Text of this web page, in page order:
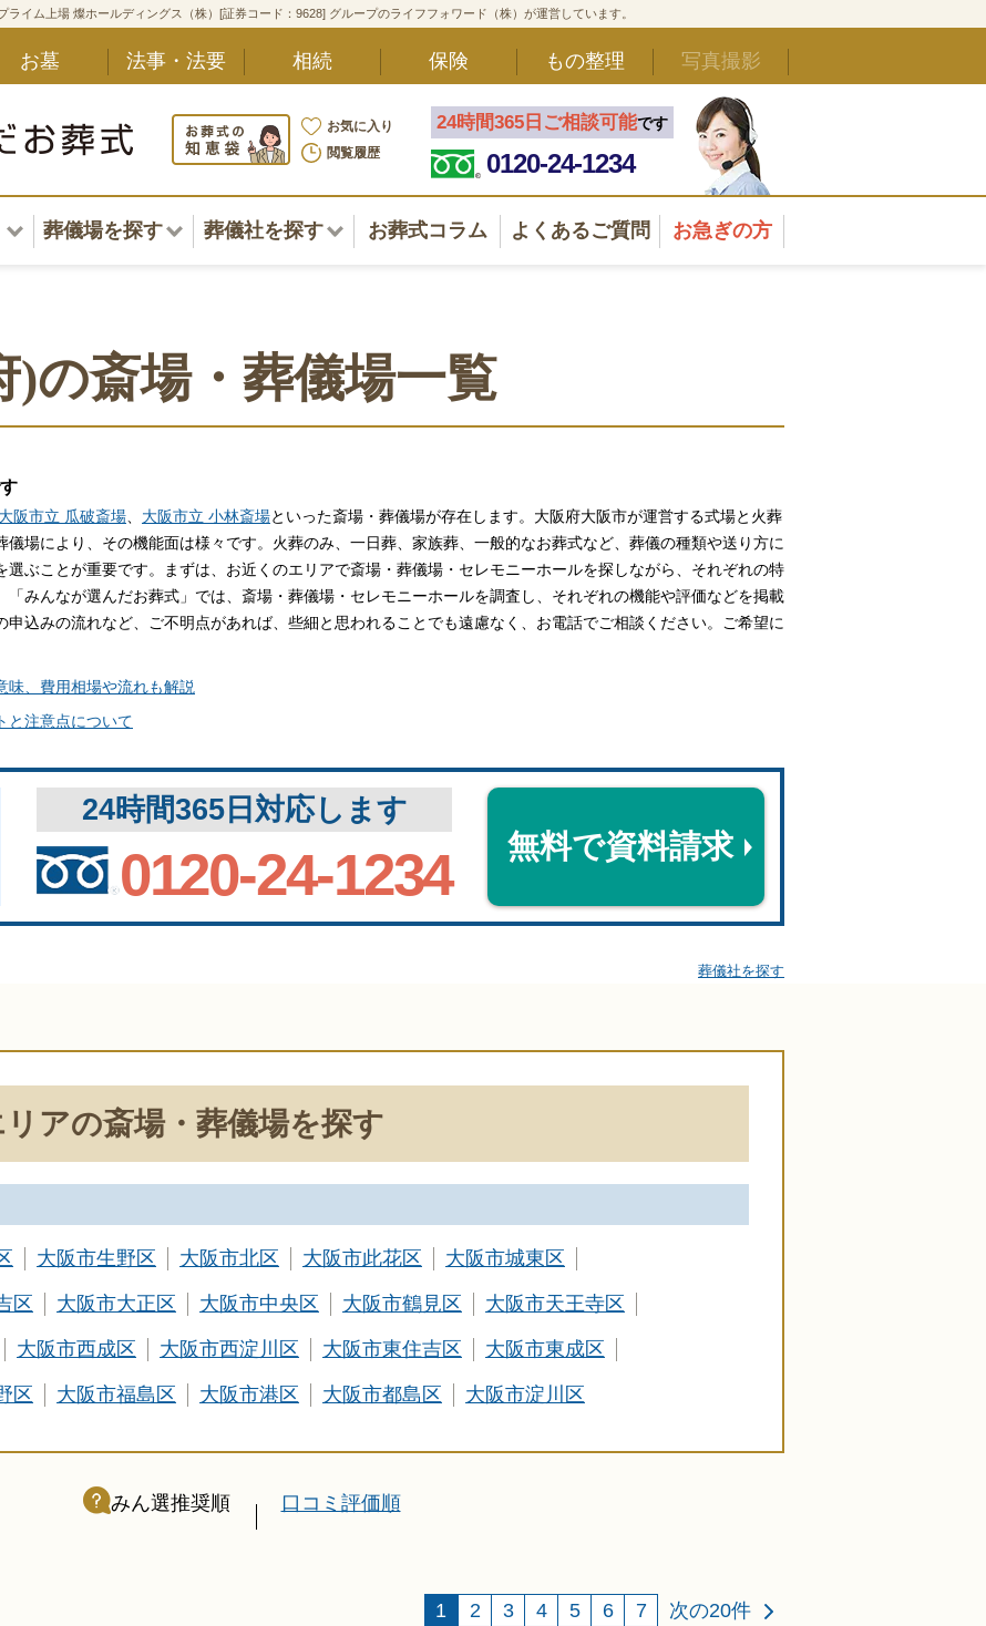
ライム上場 燦ホールディングス（株）[証券コード：9628] グループのライフフォワード（株）が運営しています。
お墓 法事・法要 相続 保険 もの整理 写真撮影
お気に入り
閲覧履歴
24時間365日ご相談可能です
0120-24-1234
ト
儀後まで
相場
葬儀場を探す
東北・甲信越・北陸
関東
関西
中国・四国
九州・沖縄
葬儀社を探す
東北・甲信越・北陸
関東
関西
中国・四国
九州・沖縄
お葬式コラム よくあるご質問 お急ぎの方
)の斎場・葬儀場一覧
大阪市立 瓜破斎場 大阪市立 小林斎場といった斎場・葬儀場が存在します。大阪府大阪市が運営する式場と火葬
場により、その機能面は様々です。火葬のみ、一日葬、家族葬、一般的なお葬式など、葬儀の種類や送り方に
ぶことが重要です。まずは、お近くのエリアで斎場・葬儀場・セレモニーホールを探しながら、それぞれの特
みんなが選んだお葬式」では、斎場・葬儀場・セレモニーホールを調査し、それぞれの機能や評価などを掲載
申込みの流れなど、ご不明点があれば、些細と思われることでも遠慮なく、お電話でご相談ください。ご希望に
味、費用相場や流れも解説
と注意点について
24時間365日対応します
0120-24-1234 無料で資料請求
葬儀社を探す
アの斎場・葬儀場を探す
大阪市生野区 大阪市北区 大阪市此花区 大阪市城東区
区 大阪市大正区 大阪市中央区 大阪市鶴見区 大阪市天王寺区
大阪市西成区 大阪市西淀川区 大阪市東住吉区 大阪市東成区
区 大阪市福島区 大阪市港区 大阪市都島区 大阪市淀川区
みん選推奨順 口コミ評価順
1 2 3 4 5 6 7 次の20件